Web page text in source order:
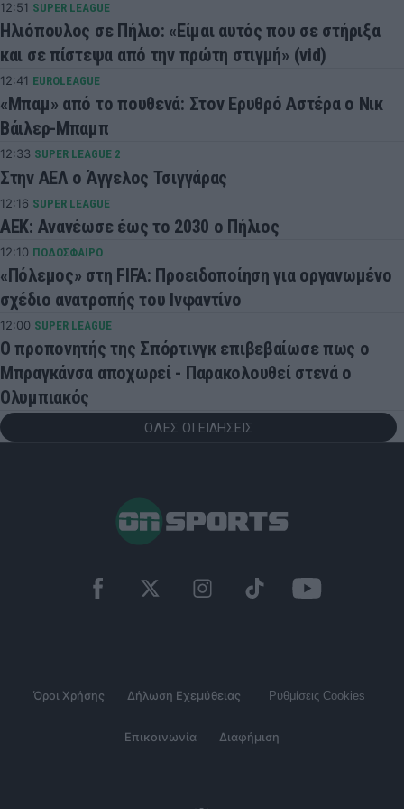
12:51 SUPER LEAGUE
Ηλιόπουλος σε Πήλιο: «Είμαι αυτός που σε στήριξα
και σε πίστεψα από την πρώτη στιγμή» (vid)
12:41 EUROLEAGUE
«Μπαμ» από το πουθενά: Στον Ερυθρό Αστέρα ο Νικ
Βάιλερ-Μπαμπ
12:33 SUPER LEAGUE 2
Στην ΑΕΛ ο Άγγελος Τσιγγάρας
12:16 SUPER LEAGUE
ΑΕΚ: Ανανέωσε έως το 2030 ο Πήλιος
12:10 ΠΟΔΟΣΦΑΙΡΟ
«Πόλεμος» στη FIFA: Προειδοποίηση για οργανωμένο
σχέδιο ανατροπής του Ινφαντίνο
12:00 SUPER LEAGUE
Ο προπονητής της Σπόρτινγκ επιβεβαίωσε πως ο
Μπραγκάνσα αποχωρεί - Παρακολουθεί στενά ο
Ολυμπιακός
ΟΛΕΣ ΟΙ ΕΙΔΗΣΕΙΣ
Όροι Χρήσης Δήλωση Εχεμύθειας Ρυθμίσεις Cookies
Επικοινωνία Διαφήμιση